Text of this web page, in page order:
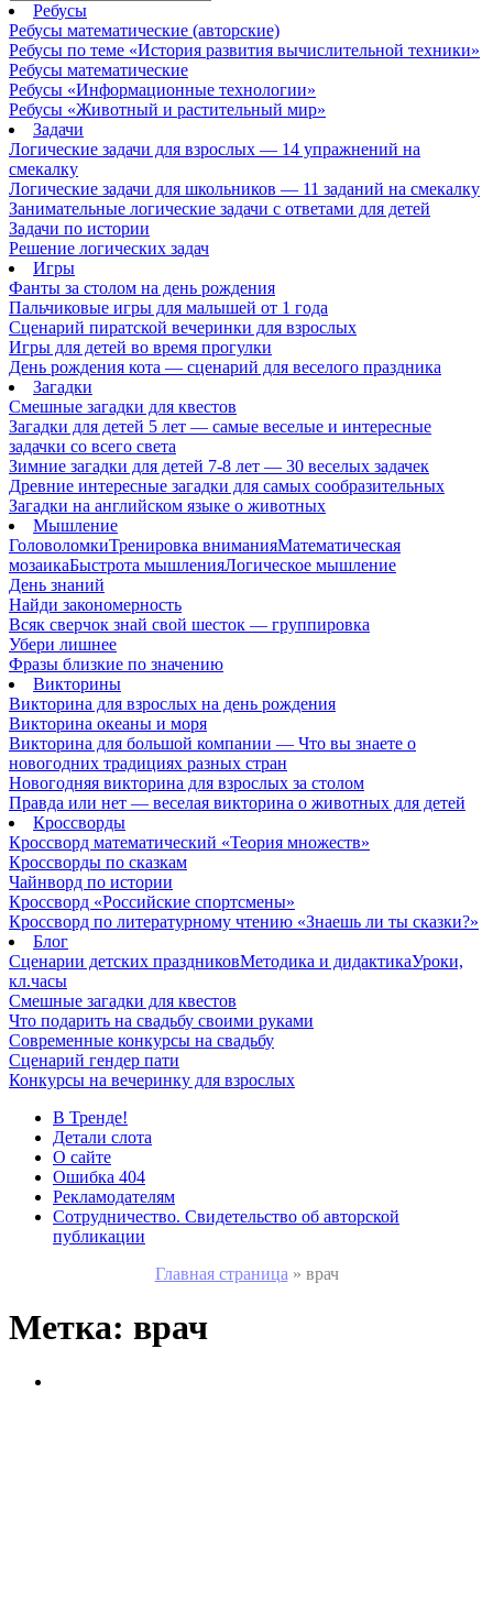
Ребусы
Ребусы математические (авторские)
Ребусы по теме «История развития вычислительной техники»
Ребусы математические
Ребусы «Информационные технологии»
Ребусы «Животный и растительный мир»
Задачи
Логические задачи для взрослых — 14 упражнений на
смекалку
Логические задачи для школьников — 11 заданий на смекалку
Занимательные логические задачи с ответами для детей
Задачи по истории
Решение логических задач
Игры
Фанты за столом на день рождения
Пальчиковые игры для малышей от 1 года
Сценарий пиратской вечеринки для взрослых
Игры для детей во время прогулки
День рождения кота — сценарий для веселого праздника
Загадки
Смешные загадки для квестов
Загадки для детей 5 лет — самые веселые и интересные
задачки со всего света
Зимние загадки для детей 7-8 лет — 30 веселых задачек
Древние интересные загадки для самых сообразительных
Загадки на английском языке о животных
Мышление
ГоловоломкиТренировка вниманияМатематическая
мозаикаБыстрота мышленияЛогическое мышление
День знаний
Найди закономерность
Всяк сверчок знай свой шесток — группировка
Убери лишнее
Фразы близкие по значению
Викторины
Викторина для взрослых на день рождения
Викторина океаны и моря
Викторина для большой компании — Что вы знаете о
новогодних традициях разных стран
Новогодняя викторина для взрослых за столом
Правда или нет — веселая викторина о животных для детей
Кроссворды
Кроссворд математический «Теория множеств»
Кроссворды по сказкам
Чайнворд по истории
Кроссворд «Российские спортсмены»
Кроссворд по литературному чтению «Знаешь ли ты сказки?»
Блог
Сценарии детских праздниковМетодика и дидактикаУроки,
кл.часы
Смешные загадки для квестов
Что подарить на свадьбу своими руками
Современные конкурсы на свадьбу
Сценарий гендер пати
Конкурсы на вечеринку для взрослых
В Тренде!
Детали слота
О сайте
Ошибка 404
Рекламодателям
Сотрудничество. Свидетельство об авторской
публикации
Главная страница » врач
Метка: врач